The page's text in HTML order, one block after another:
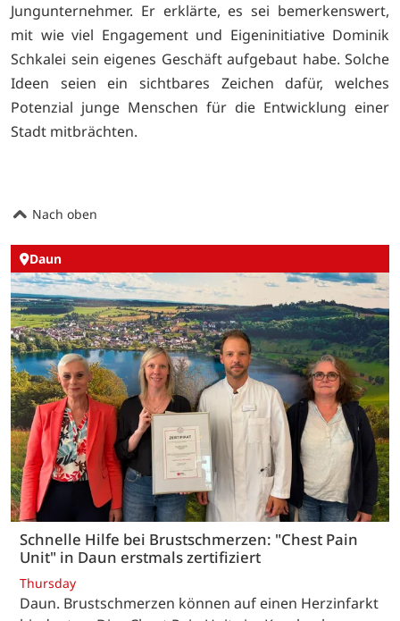
Jungunternehmer. Er erklärte, es sei bemerkenswert,
mit wie viel Engagement und Eigeninitiative Dominik
Schkalei sein eigenes Geschäft aufgebaut habe. Solche
Ideen seien ein sichtbares Zeichen dafür, welches
Potenzial junge Menschen für die Entwicklung einer
Stadt mitbrächten.
Nach oben
Daun
Schnelle Hilfe bei Brustschmerzen: "Chest Pain
Unit" in Daun erstmals zertifiziert
Thursday
Daun. Brustschmerzen können auf einen Herzinfarkt